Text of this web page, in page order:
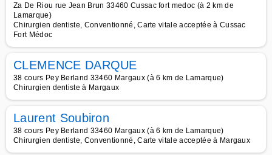
Za De Riou rue Jean Brun 33460 Cussac fort medoc (à 2 km de
Lamarque)
Chirurgien dentiste, Conventionné, Carte vitale acceptée à Cussac
Fort Médoc
CLEMENCE DARQUE
38 cours Pey Berland 33460 Margaux (à 6 km de Lamarque)
Chirurgien dentiste à Margaux
Laurent Soubiron
38 cours Pey Berland 33460 Margaux (à 6 km de Lamarque)
Chirurgien dentiste, Conventionné, Carte vitale acceptée à Margaux